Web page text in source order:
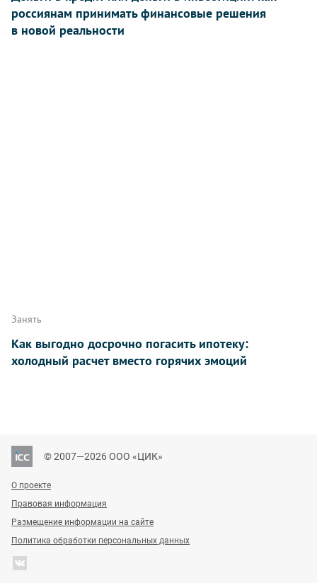
россиянам принимать финансовые решения
в новой реальности
Занять
Как выгодно досрочно погасить ипотеку:
холодный расчет вместо горячих эмоций
© 2007—2026 ООО «ЦИК»
О проекте
Правовая информация
Размещение информации на сайте
Политика обработки персональных данных